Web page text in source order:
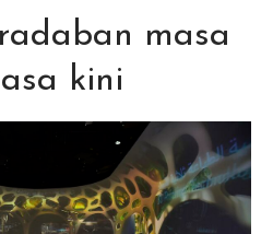
masa
kini